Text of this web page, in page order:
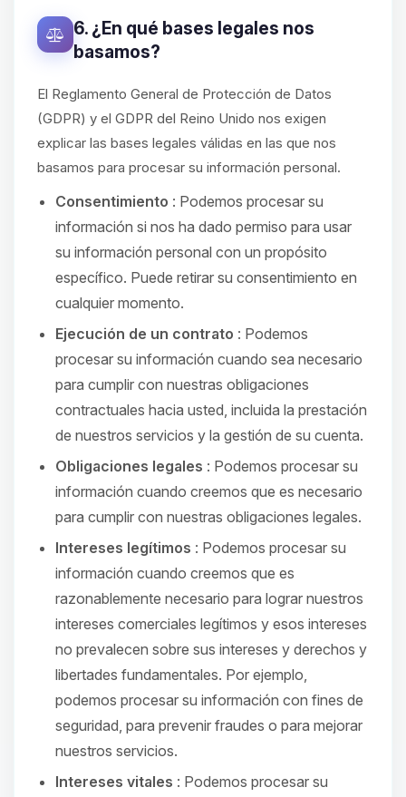
6. ¿En qué bases legales nos
basamos?
El Reglamento General de Protección de Datos
(GDPR) y el GDPR del Reino Unido nos exigen
explicar las bases legales válidas en las que nos
basamos para procesar su información personal.
Consentimiento : Podemos procesar su
información si nos ha dado permiso para usar
su información personal con un propósito
específico. Puede retirar su consentimiento en
cualquier momento.
Ejecución de un contrato : Podemos
procesar su información cuando sea necesario
para cumplir con nuestras obligaciones
contractuales hacia usted, incluida la prestación
de nuestros servicios y la gestión de su cuenta.
Obligaciones legales : Podemos procesar su
información cuando creemos que es necesario
para cumplir con nuestras obligaciones legales.
Intereses legítimos : Podemos procesar su
información cuando creemos que es
razonablemente necesario para lograr nuestros
intereses comerciales legítimos y esos intereses
no prevalecen sobre sus intereses y derechos y
libertades fundamentales. Por ejemplo,
podemos procesar su información con fines de
seguridad, para prevenir fraudes o para mejorar
nuestros servicios.
Intereses vitales : Podemos procesar su